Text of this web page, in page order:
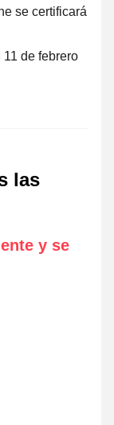
se certificará
de febrero
las
y se